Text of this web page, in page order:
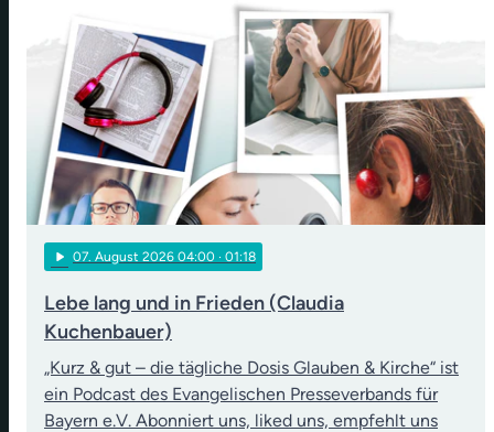
play_arrow 07. August 2026 04:00 · 01:18
Lebe lang und in Frieden (Claudia
Kuchenbauer)
„Kurz & gut – die tägliche Dosis Glauben & Kirche“ ist
ein Podcast des Evangelischen Presseverbands für
Bayern e.V. Abonniert uns, liked uns, empfehlt uns